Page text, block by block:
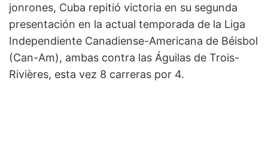
jonrones, Cuba repitió victoria en su segunda
presentación en la actual temporada de la Liga
Independiente Canadiense-Americana de Béisbol
(Can-Am), ambas contra las Águilas de Trois-
Rivières, esta vez 8 carreras por 4.